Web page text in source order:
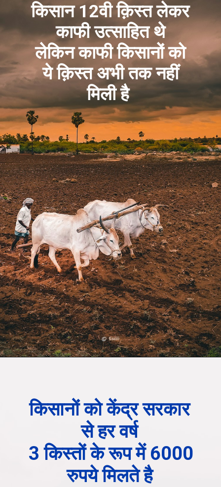
किसान 12वी क़िस्त लेकर
काफी उत्साहित थे
लेकिन काफी किसानों को
ये क़िस्त अभी तक नहीं
मिली है
किसानों को केंद्र सरकार
से हर वर्ष
3 किस्तों के रूप में 6000
रुपये मिलते है